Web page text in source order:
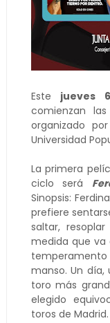
Este jueves
comienzan
organizado por
Universidad
La primera
ciclo será
Sinopsis:
prefiere
saltar,
medida que va
temperamento
manso. Un día,
toro más
elegido
toros de Madrid.